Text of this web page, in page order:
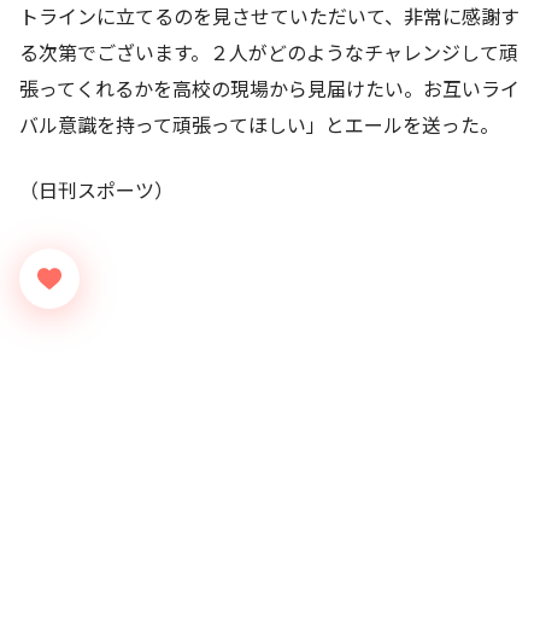
トラインに立てるのを見させていただいて、非常に感謝す
る次第でございます。２人がどのようなチャレンジして頑
張ってくれるかを高校の現場から見届けたい。お互いライ
バル意識を持って頑張ってほしい」とエールを送った。
（日刊スポーツ）